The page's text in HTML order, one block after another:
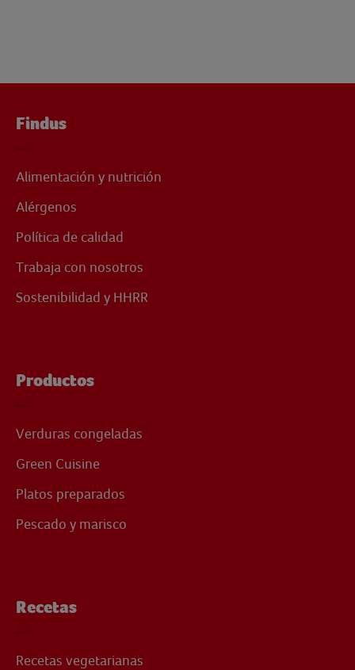
Findus
Alimentación y nutrición
Alérgenos
Política de calidad
Trabaja con nosotros
Sostenibilidad y HHRR
Productos
Verduras congeladas
Green Cuisine
Platos preparados
Pescado y marisco
Recetas
Recetas vegetarianas